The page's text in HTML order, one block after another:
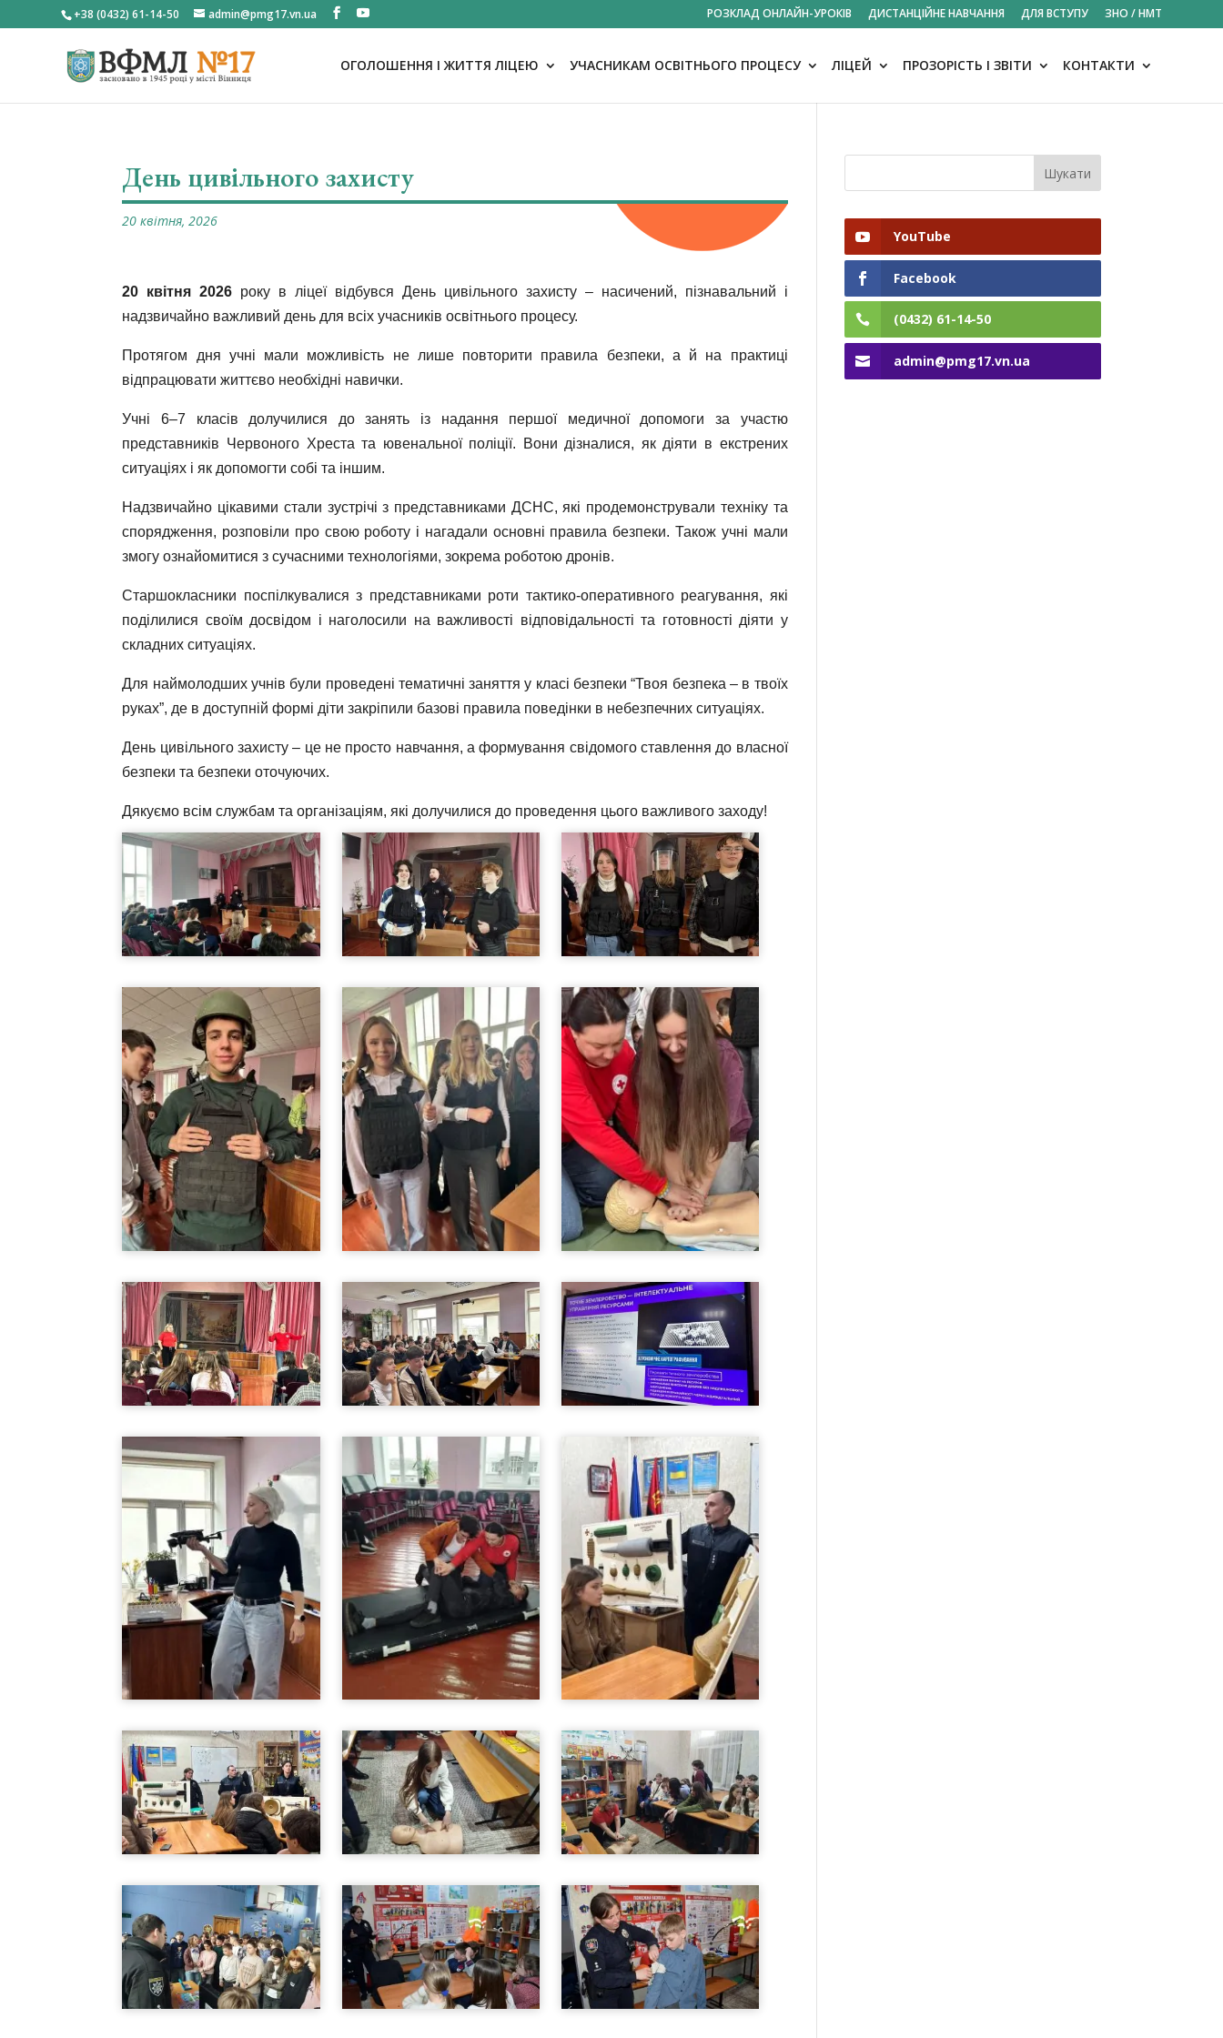
+38 (0432) 61-14-50 admin@pmg17.vn.ua РОЗКЛАД ОНЛАЙН-УРОКІВ ДИСТАНЦІЙНЕ НАВЧАННЯ ДЛЯ ВСТУПУ ЗНО / НМТ
ОГОЛОШЕННЯ І ЖИТТЯ ЛІЦЕЮ УЧАСНИКАМ ОСВІТНЬОГО ПРОЦЕСУ ЛІЦЕЙ ПРОЗОРІСТЬ І ЗВІТИ КОНТАКТИ
День цивільного захисту
20 квітня, 2026
20 квітня 2026 року в ліцеї відбувся День цивільного захисту – насичений, пізнавальний і
надзвичайно важливий день для всіх учасників освітнього процесу.
Протягом дня учні мали можливість не лише повторити правила безпеки, а й на практиці
відпрацювати життєво необхідні навички.
Учні 6–7 класів долучилися до занять із надання першої медичної допомоги за участю
представників Червоного Хреста та ювенальної поліції. Вони дізналися, як діяти в екстрених
ситуаціях і як допомогти собі та іншим.
Надзвичайно цікавими стали зустрічі з представниками ДСНС, які продемонстрували техніку та
спорядження, розповіли про свою роботу і нагадали основні правила безпеки. Також учні мали
змогу ознайомитися з сучасними технологіями, зокрема роботою дронів.
Старшокласники поспілкувалися з представниками роти тактико-оперативного реагування, які
поділилися своїм досвідом і наголосили на важливості відповідальності та готовності діяти у
складних ситуаціях.
Для наймолодших учнів були проведені тематичні заняття у класі безпеки “Твоя безпека – в твоїх
руках”, де в доступній формі діти закріпили базові правила поведінки в небезпечних ситуаціях.
День цивільного захисту – це не просто навчання, а формування свідомого ставлення до власної
безпеки та безпеки оточуючих.
Дякуємо всім службам та організаціям, які долучилися до проведення цього важливого заходу!
YouTube
Facebook
(0432) 61-14-50
admin@pmg17.vn.ua